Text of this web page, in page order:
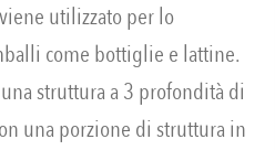
utilizzato per lo
come bottiglie e lattine.
struttura a 3 profondità di
una porzione di struttura in